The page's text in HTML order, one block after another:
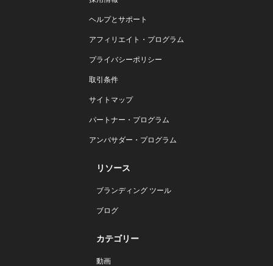
ヘルプとサポート
アフィリエイト・プログラム
プライバシーポリシー
取引条件
サイトマップ
パートナー・プログラム
アンバサダー・プログラム
リソース
ブランディング ツール
ブログ
カテゴリー
動画